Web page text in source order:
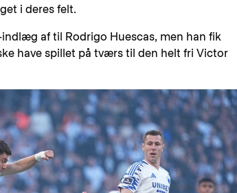
i deres felt.
af til Rodrigo Huescas, men han fik
have spillet på tværs til den helt fri Victor